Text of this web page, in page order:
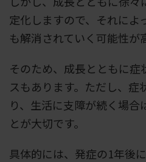
定化しますので、それによ
も解消されていく可能性が
そのため、成長とともに症
スもあります。ただし、症
り、生活に支障が続く場合
とが大切です。
具体的には、発症の1年後